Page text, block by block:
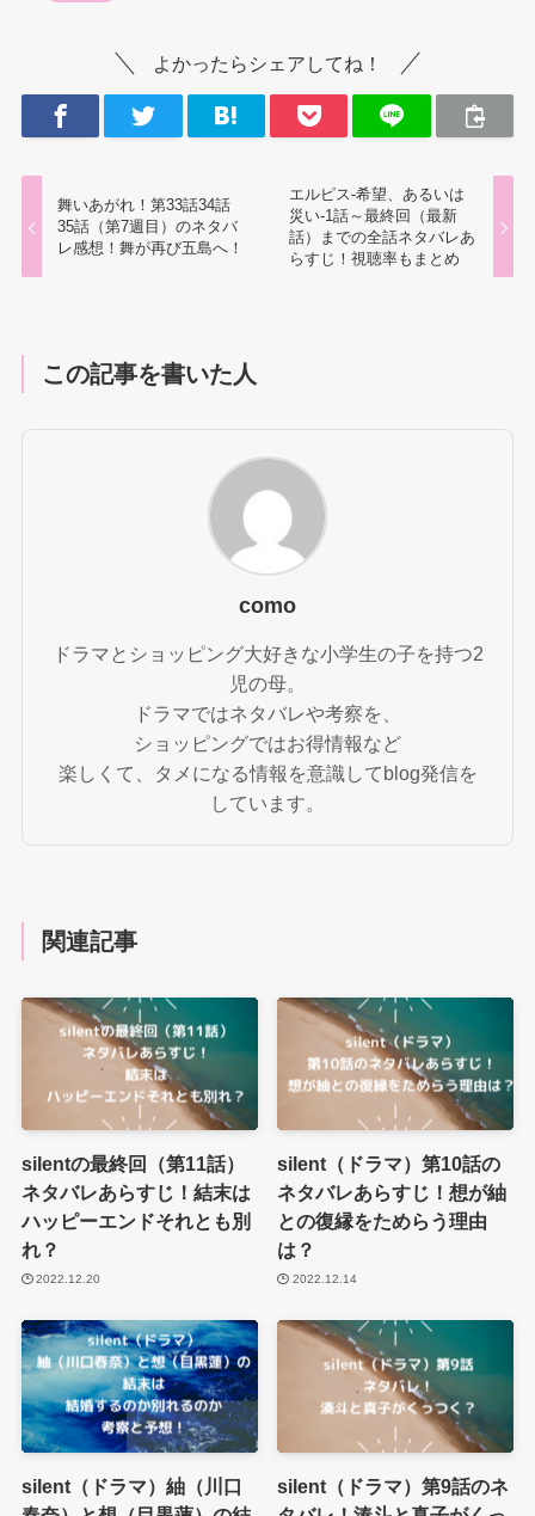
よかったらシェアしてね！
舞いあがれ！第33話34話
35話（第7週目）のネタバ
レ感想！舞が再び五島へ！
エルピス-希望、あるいは
災い-1話～最終回（最新
話）までの全話ネタバレあ
らすじ！視聴率もまとめ
この記事を書いた人
como
ドラマとショッピング大好きな小学生の子を持つ2
児の母。
ドラマではネタバレや考察を、
ショッピングではお得情報など
楽しくて、タメになる情報を意識してblog発信を
しています。
関連記事
silentの最終回（第11話）
ネタバレあらすじ！結末は
ハッピーエンドそれとも別
れ？
2022.12.20
silent（ドラマ）第10話の
ネタバレあらすじ！想が紬
との復縁をためらう理由
は？
2022.12.14
silent（ドラマ）紬（川口
silent（ドラマ）第9話のネ